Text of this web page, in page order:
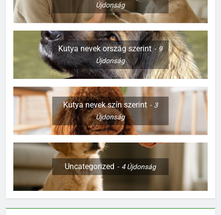
Újdonság
Kutya nevek ország szerint
9
Újdonság
Kutya nevek szín szerint
3
Újdonság
Uncategorized 4Újdonság